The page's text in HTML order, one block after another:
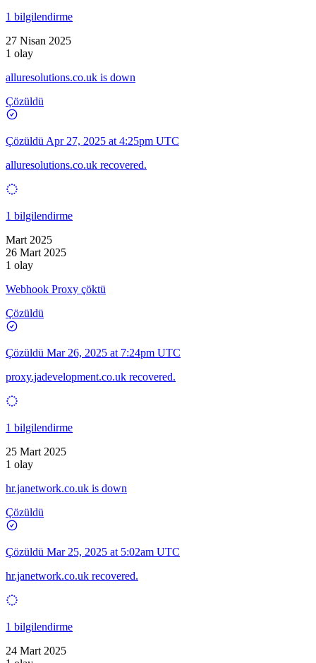
1 bilgilendirme
27 Nisan 2025
1 olay
alluresolutions.co.uk is down
Çözüldü
Çözüldü Apr 27, 2025 at 4:25pm UTC
alluresolutions.co.uk recovered.
1 bilgilendirme
Mart 2025
26 Mart 2025
1 olay
Webhook Proxy çöktü
Çözüldü
Çözüldü Mar 26, 2025 at 7:24pm UTC
proxy.jadevelopment.co.uk recovered.
1 bilgilendirme
25 Mart 2025
1 olay
hr.janetwork.co.uk is down
Çözüldü
Çözüldü Mar 25, 2025 at 5:02am UTC
hr.janetwork.co.uk recovered.
1 bilgilendirme
24 Mart 2025